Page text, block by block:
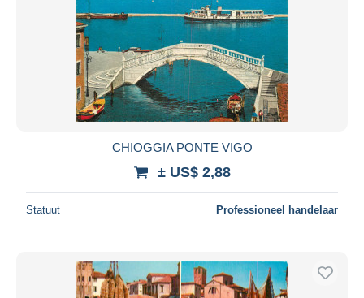
CHIOGGIA PONTE VIGO
± US$ 2,88
Statuut Professioneel handelaar